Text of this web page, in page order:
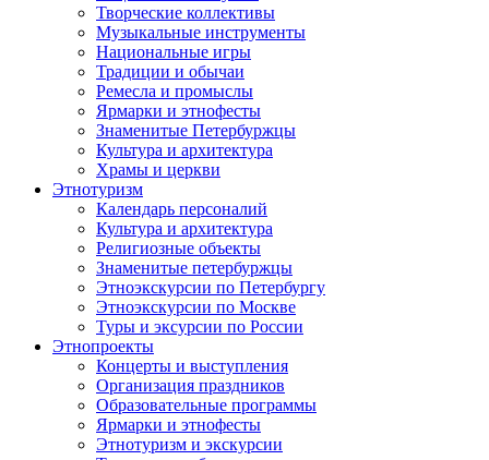
Творческие коллективы
Музыкальные инструменты
Национальные игры
Традиции и обычаи
Ремесла и промыслы
Ярмарки и этнофесты
Знаменитые Петербуржцы
Культура и архитектура
Храмы и церкви
Этнотуризм
Календарь персоналий
Культура и архитектура
Религиозные объекты
Знаменитые петербуржцы
Этноэкскурсии по Петербургу
Этноэкскурсии по Москве
Туры и эксурсии по России
Этнопроекты
Концерты и выступления
Организация праздников
Образовательные программы
Ярмарки и этнофесты
Этнотуризм и экскурсии